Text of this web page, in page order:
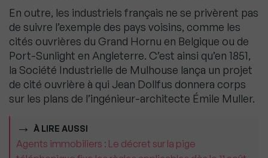
En outre, les industriels français ne se privèrent pas
de suivre l’exemple des pays voisins, comme les
cités ouvrières du Grand Hornu en Belgique ou de
Port-Sunlight en Angleterre. C’est ainsi qu’en 1851,
la Société Industrielle de Mulhouse lança un projet
de cité ouvrière à qui Jean Dollfus donnera corps
sur les plans de l’ingénieur-architecte Émile Muller.
À LIRE AUSSI
Agents immobiliers : Le décret sur la pige